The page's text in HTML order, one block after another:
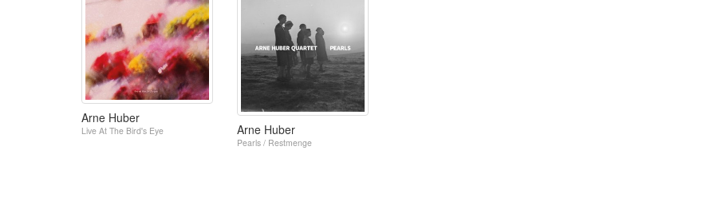
Arne Huber
Live At The Bird's Eye Arne Huber
Pearls / Restmenge